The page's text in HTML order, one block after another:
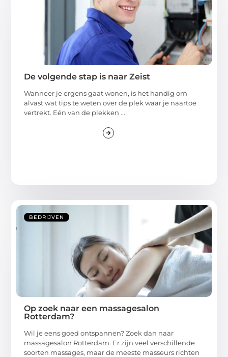
De volgende stap is naar Zeist
Wanneer je ergens gaat wonen, is het handig om
alvast wat tips te weten over de plek waar je naartoe
vertrekt. Eén van de plekken ...
BEDRIJVEN
Op zoek naar een massagesalon
Rotterdam?
Wil je eens goed ontspannen? Zoek dan naar
massagesalon Rotterdam. Er zijn veel verschillende
soorten massages, maar de meeste masseurs richten